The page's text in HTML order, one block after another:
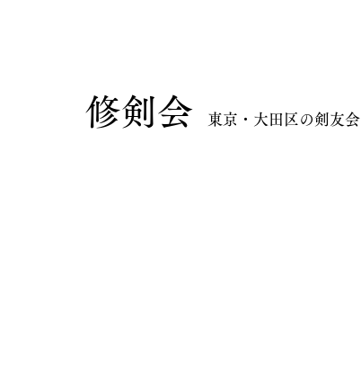
​修剣会 東京・大田区の剣友会